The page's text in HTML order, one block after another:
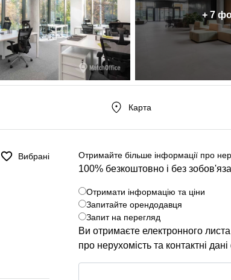
+ 7
Карта
Вибрані Отримайте більше інформації про
100% безкоштовно і без
Отримати інформацію та ціни
Запитайте орендодавця
Запит на перегляд
Ви отримаєте електронного
про нерухомість та контактні